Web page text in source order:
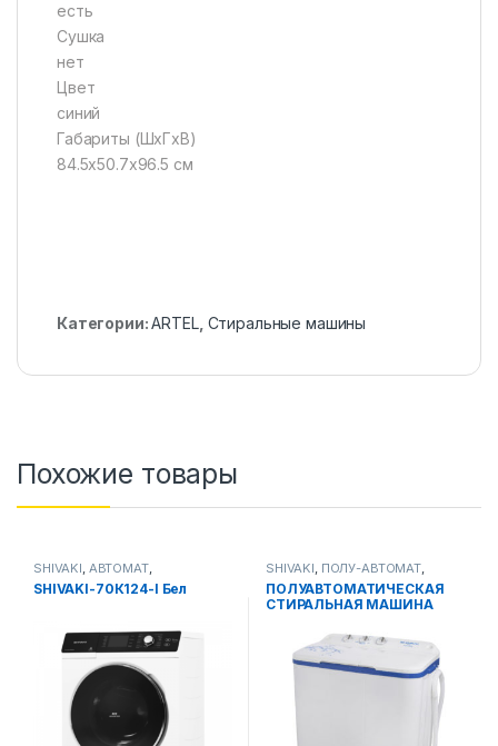
есть
Сушка
нет
Цвет
синий
Габариты (ШxГxВ)
84.5х50.7х96.5 см
Категории:ARTEL, Стиральные машины
Похожие товары
SHIVAKI, АВТОМАТ,
Стиральные машины
SHIVAKI-70К124-I Бел
SHIVAKI, ПОЛУ-АВТОМАТ,
Стиральные машины
ПОЛУАВТОМАТИЧЕСКАЯ
СТИРАЛЬНАЯ МАШИНА